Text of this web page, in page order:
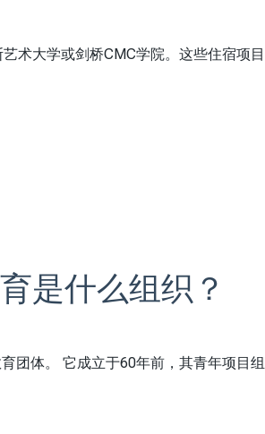
术大学或剑桥CMC学院。这些住宿项
是什么组织？
团体。 它成立于60年前，其青年项目